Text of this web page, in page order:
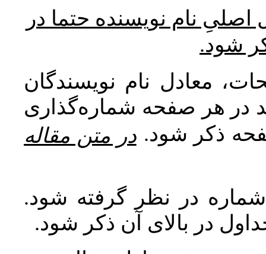
نام نویسنده حتما در
شود.
معادل نام نویسندگان
در هر صفحه شماره‌گذاری
ذکر شود. در متن مقاله
در نظر گرفته شود.
در بالای آن ذکر شود.